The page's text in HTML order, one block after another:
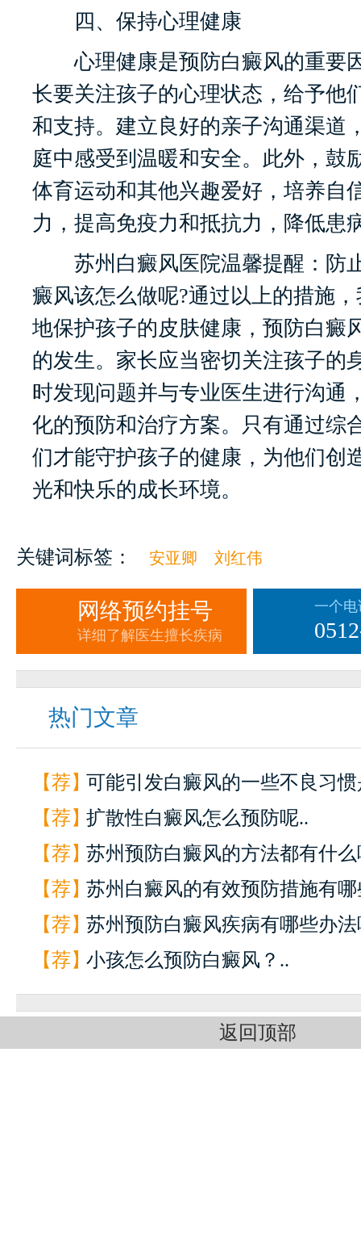
四、保持心理健康
心理健康是预防白癜风的重要
长要关注孩子的心理状态，给予他
和支持。建立良好的亲子沟通渠道
庭中感受到温暖和安全。此外，鼓
体育运动和其他兴趣爱好，培养自
力，提高免疫力和抵抗力，降低患
苏州白癜风医院温馨提醒：防
癜风该怎么做呢?通过以上的措施
地保护孩子的皮肤健康，预防白癜
的发生。家长应当密切关注孩子的
时发现问题并与专业医生进行沟通
化的预防和治疗方案。只有通过综
们才能守护孩子的健康，为他们创
光和快乐的成长环境。
关键词标签： 安亚卿 刘红伟
网络预约挂号
详细了解医生擅长疾病
一个
热门文章
【荐】可能引发白癜风的一些不良习惯
【荐】扩散性白癜风怎么预防呢..
【荐】苏州预防白癜风的方法都有什么
【荐】苏州白癜风的有效预防措施有哪
【荐】苏州预防白癜风疾病有哪些办法
【荐】小孩怎么预防白癜风？..
返回顶部